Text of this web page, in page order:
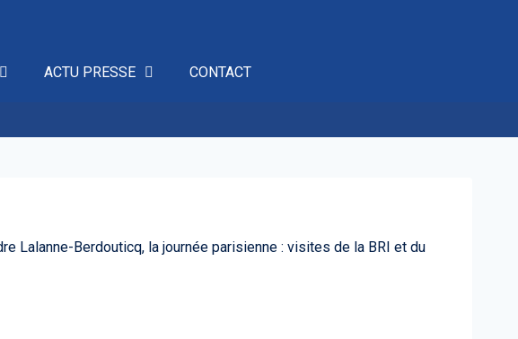
ACTU PRESSE CONTACT
Lalanne-Berdouticq, la journée parisienne : visites de la BRI et du